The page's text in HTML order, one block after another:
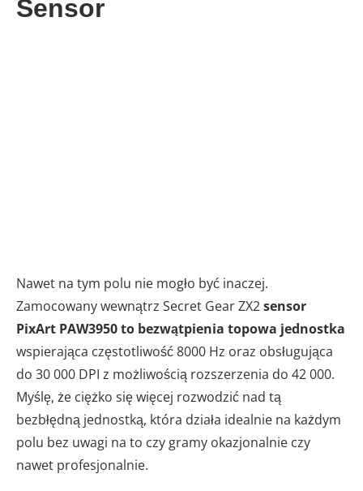
Sensor
Nawet na tym polu nie mogło być inaczej.
Zamocowany wewnątrz Secret Gear ZX2sensor
PixArt PAW3950 to bezwątpienia topowa jednostka
wspierająca częstotliwość 8000 Hz oraz obsługująca
do 30 000 DPI z możliwością rozszerzenia do 42 000.
Myślę, że ciężko się więcej rozwodzić nad tą
bezbłędną jednostką, która działa idealnie na każdym
polu bez uwagi na to czy gramy okazjonalnie czy
nawet profesjonalnie.